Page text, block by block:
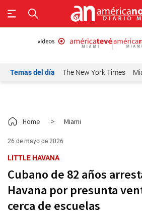
Temas del día The New York Times
Home > Miami
26 de mayo de 2026
LITTLE HAVANA
Cubano de 82 años
Havana por presunta
cerca de escuelas